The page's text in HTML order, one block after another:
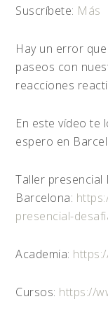
Suscríbete: Más
Hay un error
paseos con
reacciones
En este vídeo te
espero en
Taller presencial
Barcelona:
presencial-
Academia:
Cursos: https://